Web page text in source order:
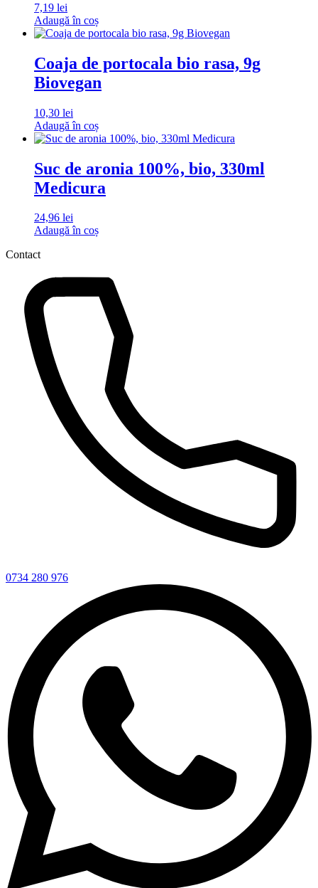
7,19 lei
Adaugă în coș
Coaja de portocala bio rasa, 9g
Biovegan
10,30 lei
Adaugă în coș
Suc de aronia 100%, bio, 330ml
Medicura
24,96 lei
Adaugă în coș
Contact
0734 280 976